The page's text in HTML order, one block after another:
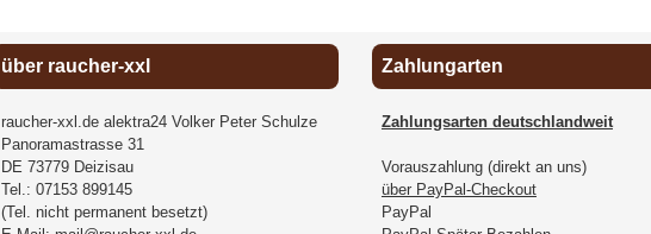
über raucher-xxl
raucher-xxl.de alektra24 Volker Peter Schulze
Panoramastrasse 31
DE 73779 Deizisau
Tel.: 07153 899145
(Tel. nicht permanent besetzt)
Zahlungarten
Zahlungsarten deutschlandweit
Vorauszahlung (direkt an uns)
über PayPal-Checkout
PayPal